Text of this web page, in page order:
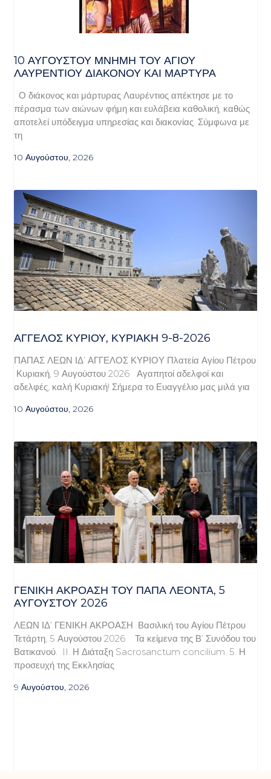
10 ΑΥΓΟΥΣΤΟΥ ΜΝΗΜΗ ΤΟΥ ΑΓΙΟΥ
ΛΑΥΡΕΝΤΙΟΥ ΔΙΑΚΟΝΟΥ ΚΑΙ ΜΑΡΤΥΡΑ
Ο διάκονος και μάρτυρας Λαυρέντιος απέκτησε με το
πέρασμα των αιώνων φήμη και ευλάβεια καθολική, καθώς
αποτελεί υπόδειγμα υπηρεσίας και διακονίας. Σύμφωνα με
τη
10 Αυγούστου, 2026
ΆΓΓΕΛΟΣ ΚΥΡΊΟΥ, ΚΥΡΙΑΚΉ 9-8-2026
ΠΑΠΑΣ ΛΕΩΝ ΙΔ’ ΑΓΓΕΛΟΣ ΚΥΡΙΟΥ Πλατεία Αγίου Πέτρου
Κυριακή, 9 Αυγούστου 2026 Αγαπητοί αδελφοί και
αδελφές, καλή Κυριακή! Σήμερα το Ευαγγέλιο μας μιλά για
10 Αυγούστου, 2026
ΓΕΝΙΚΉ ΑΚΡΌΑΣΗ ΤΟΥ ΠΆΠΑ ΛΈΟΝΤΑ, 5
ΑΥΓΟΎΣΤΟΥ 2026
ΛΕΩΝ ΙΔ’ ΓΕΝΙΚΗ ΑΚΡΟΑΣΗ Βασιλική του Αγίου Πέτρου
Τετάρτη, 5 Αυγούστου 2026 Τα κείμενα της Β’ Συνόδου του
Βατικανού. II. Η Διάταξη Sacrosanctum concilium. 5. Η
προσευχή της Εκκλησίας
9 Αυγούστου, 2026